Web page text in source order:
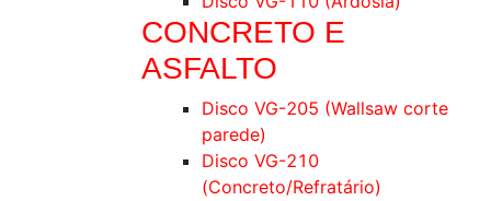
CONCRETO E
ASFALTO
Disco VG-205 (Wallsaw corte
parede)
Disco VG-210
(Concreto/Refratário)